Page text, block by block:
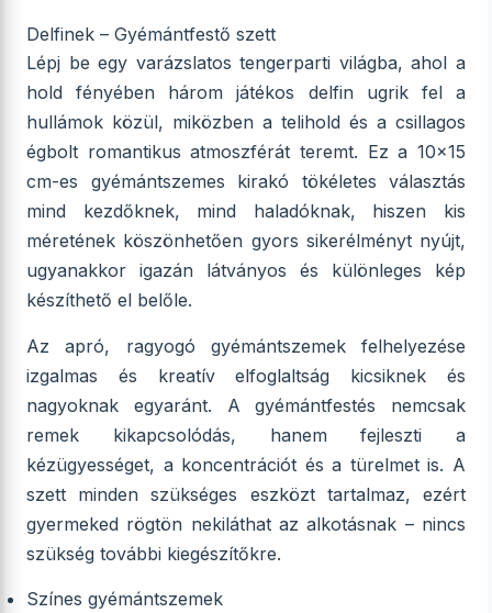
Delfinek – Gyémántfestő szett
Lépj be egy varázslatos tengerparti világba, ahol a
hold fényében három játékos delfin ugrik fel a
hullámok közül, miközben a telihold és a csillagos
égbolt romantikus atmoszférát teremt. Ez a 10x15
cm-es gyémántszemes kirakó tökéletes választás
mind kezdőknek, mind haladóknak, hiszen kis
méretének köszönhetően gyors sikerélményt nyújt,
ugyanakkor igazán látványos és különleges kép
készíthető el belőle.
Az apró, ragyogó gyémántszemek felhelyezése
izgalmas és kreatív elfoglaltság kicsiknek és
nagyoknak egyaránt. A gyémántfestés nemcsak
remek kikapcsolódás, hanem fejleszti a
kézügyességet, a koncentrációt és a türelmet is. A
szett minden szükséges eszközt tartalmaz, ezért
gyermeked rögtön nekiláthat az alkotásnak – nincs
szükség további kiegészítőkre.
Színes gyémántszemek